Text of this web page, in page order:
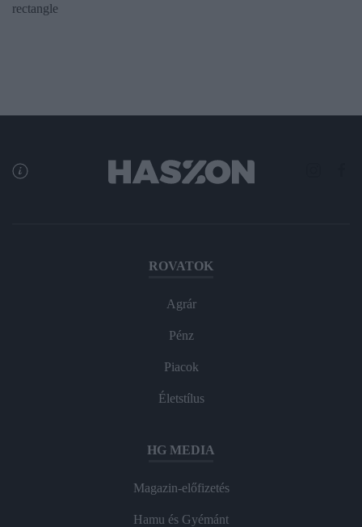
rectangle
ROVATOK
Agrár
Pénz
Piacok
Életstílus
HG MEDIA
Magazin-előfizetés
Hamu és Gyémánt